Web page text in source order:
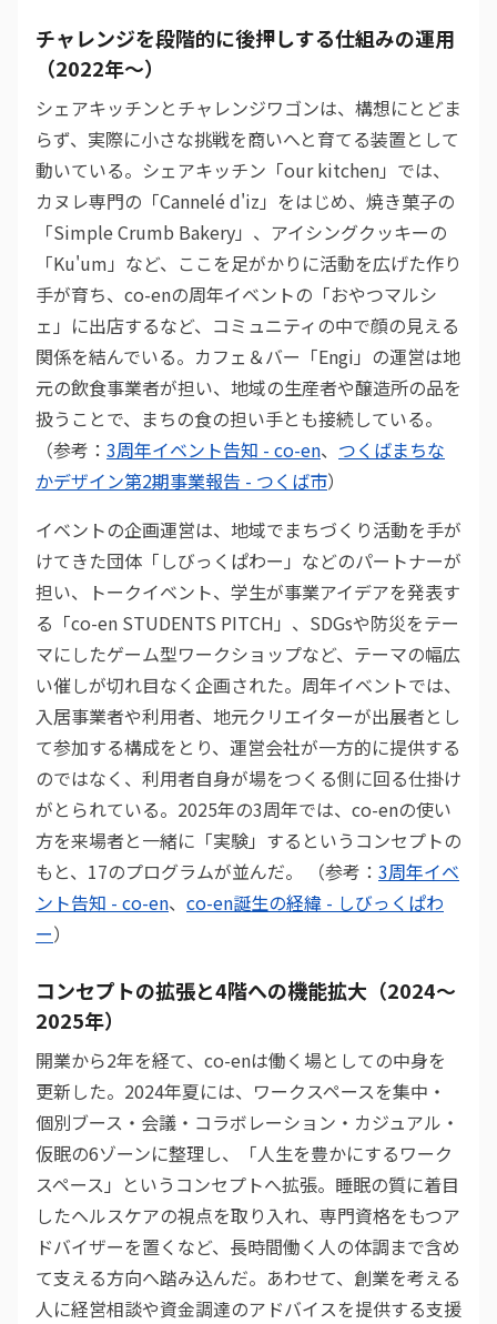
チャレンジを段階的に後押しする仕組みの運用
（2022年〜）
シェアキッチンとチャレンジワゴンは、構想にとどま
らず、実際に小さな挑戦を商いへと育てる装置として
動いている。シェアキッチン「our kitchen」では、
カヌレ専門の「Cannelé d'iz」をはじめ、焼き菓子の
「Simple Crumb Bakery」、アイシングクッキーの
「Ku'um」など、ここを足がかりに活動を広げた作り
手が育ち、co-enの周年イベントの「おやつマルシ
ェ」に出店するなど、コミュニティの中で顔の見える
関係を結んでいる。カフェ＆バー「Engi」の運営は地
元の飲食事業者が担い、地域の生産者や醸造所の品を
扱うことで、まちの食の担い手とも接続している。
（参考： 3周年イベント告知 - co-en、 つくばまちな
かデザイン第2期事業報告 - つくば市）
イベントの企画運営は、地域でまちづくり活動を手が
けてきた団体「しびっくぱわー」などのパートナーが
担い、トークイベント、学生が事業アイデアを発表す
る「co-en STUDENTS PITCH」、SDGsや防災をテー
マにしたゲーム型ワークショップなど、テーマの幅広
い催しが切れ目なく企画された。周年イベントでは、
入居事業者や利用者、地元クリエイターが出展者とし
て参加する構成をとり、運営会社が一方的に提供する
のではなく、利用者自身が場をつくる側に回る仕掛け
がとられている。2025年の3周年では、co-enの使い
方を来場者と一緒に「実験」するというコンセプトの
もと、17のプログラムが並んだ。 （参考： 3周年イベ
ント告知 - co-en、 co-en誕生の経緯 - しびっくぱわ
ー）
コンセプトの拡張と4階への機能拡大（2024〜
2025年）
開業から2年を経て、co-enは働く場としての中身を
更新した。2024年夏には、ワークスペースを集中・
個別ブース・会議・コラボレーション・カジュアル・
仮眠の6ゾーンに整理し、「人生を豊かにするワーク
スペース」というコンセプトへ拡張。睡眠の質に着目
したヘルスケアの視点を取り入れ、専門資格をもつア
ドバイザーを置くなど、長時間働く人の体調まで含め
て支える方向へ踏み込んだ。あわせて、創業を考える
人に経営相談や資金調達のアドバイスを提供する支援